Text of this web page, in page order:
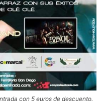
con 5 euros de descuento.